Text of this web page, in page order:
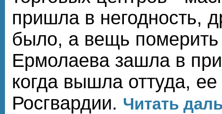
пришла в негодность,
было, а вещь померить
Ермолаева зашла в
когда вышла оттуда,
Росгвардии. Читать